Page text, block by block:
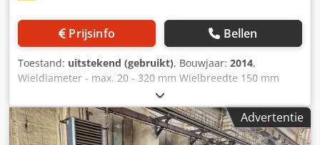
Prijsinfo Bellen
Toestand: uitstekend (gebruikt), Bouwjaar: 2014,
Wieldiameter - max. 20 - 320 mm Wielbreedte 150 mm
Module - max. 8 Module - min. 1 Opspanvlak 1200 x 190
mm Gereedschapsdiameter 175 - 260 mm Toerental 45 -
465 omw/min Siemens besturing Cjdpev Nracofx Afpsrf
Totaal benodigd vermogen 13 kW Machinegewicht ca. 5,2 t
Advertentie